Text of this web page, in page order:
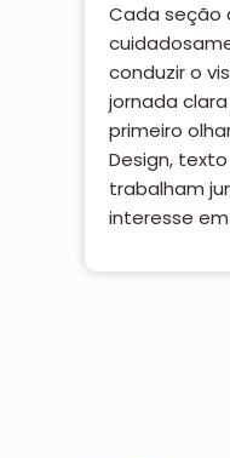
Cada seção
conduzir o
jornada
primeiro
Design,
trabalham
interesse